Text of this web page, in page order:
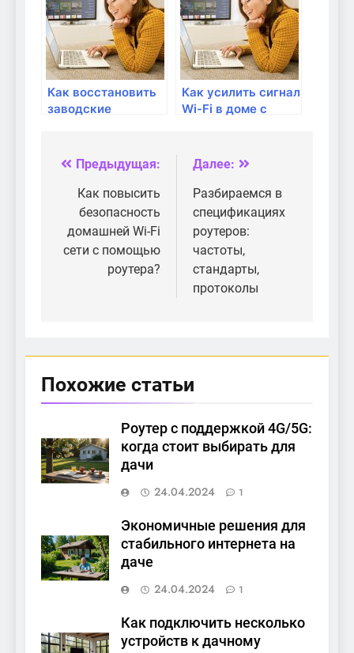
Как восстановить
заводские
Как усилить сигнал
Wi-Fi в доме с
Навигация
записям
Предыдущая:
Как повысить
безопасность
домашней Wi-Fi
сети с помощью
роутера?
Далее:
Разбираемся в
спецификациях
роутеров:
частоты,
стандарты,
протоколы
Похожие статьи
Роутер с поддержкой 4G/5G:
когда стоит выбирать для
дачи
24.04.2024
1
Экономичные решения для
стабильного интернета на
даче
24.04.2024
1
Как подключить несколько
устройств к дачному